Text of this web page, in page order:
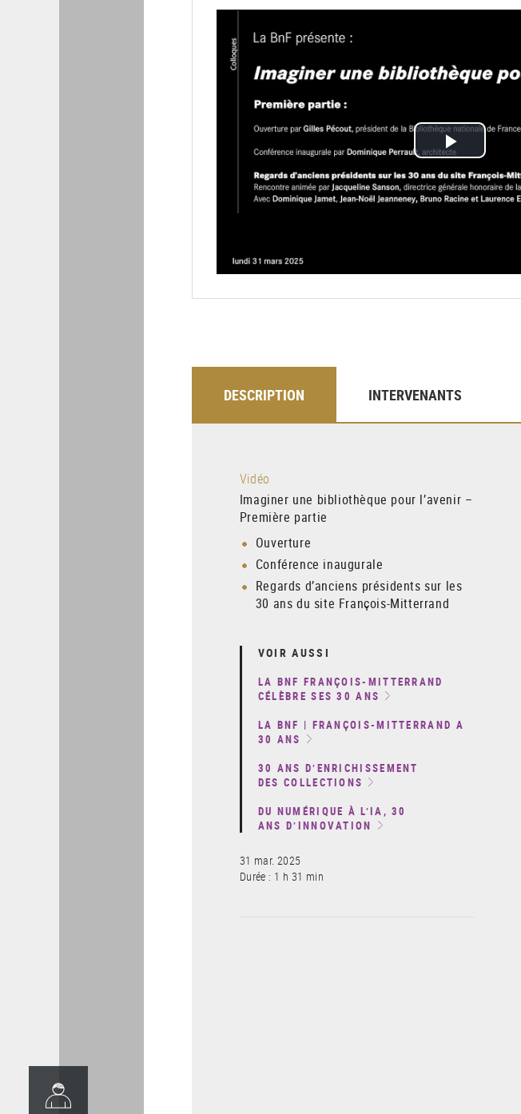
Lire
la
DESCRIPTION INTERVENANTS
Vidéo
Imaginer une bibliothèque pour l’avenir –
Première partie
Ouverture
Conférence inaugurale
Regards d’anciens présidents sur les
30 ans du site François-Mitterrand
VOIR AUSSI
LA BNF FRANÇOIS-MITTERRAND
CÉLÈBRE SES 30 ANS
LA BNF | FRANÇOIS-MITTERRAND A
30 ANS
30 ANS D’ENRICHISSEMENT
DES COLLECTIONS
DU NUMÉRIQUE À L’IA, 30
ANS D’INNOVATION
31 mar. 2025
Durée : 1 h 31 min